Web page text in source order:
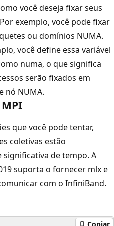
você deseja fixar seus
exemplo, você pode fixar
ou domínios NUMA.
você define essa variável
numa, o que significa
serão fixados em
nó NUMA.
que você pode tentar,
coletivas estão
de tempo. A
suporta o fornecer mlx e
com o InfiniBand.
Copiar